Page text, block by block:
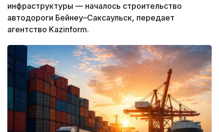
инфраструктуры — началось строительство
автодороги Бейнеу–Саксаульск, передает
агентство Kazinform.